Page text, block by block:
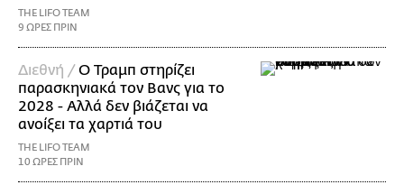
THE LIFO TEAM
9 ΩΡΕΣ ΠΡΙΝ
Διεθνή / Ο Τραμπ στηρίζει
παρασκηνιακά τον Βανς για το
2028 - Αλλά δεν βιάζεται να
ανοίξει τα χαρτιά του
THE LIFO TEAM
10 ΩΡΕΣ ΠΡΙΝ